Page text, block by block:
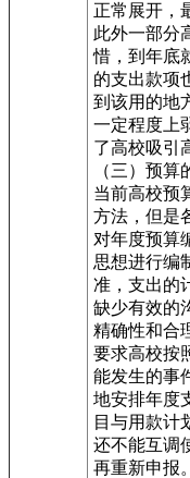
正常展开，
此外一部分
惜，到年底
的支出款项
到该用的地
一定程度上
了高校吸引
（三）预
当前高校预
方法，但是
对年度预算
思想进行编
准，支出的
缺少有效的
精确性和合
要求高校按
能发生的事
地安排年度
目与用款计
还不能互调
再重新申报。